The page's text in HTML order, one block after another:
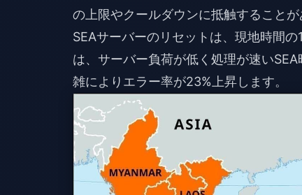
の上限やクールダウンに抵触することが
SEAサーバーのリセットは、現地時間
は、サーバー負荷が低く処理が速い
雑によりエラー率が23%上昇します。